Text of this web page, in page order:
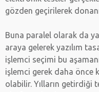
gözden geçirilerek
Buna paralel olarak da
araya gelerek yazılım
işlemci seçimi bu
işlemci gerek daha önce
olabilir. Yılların getirdiği